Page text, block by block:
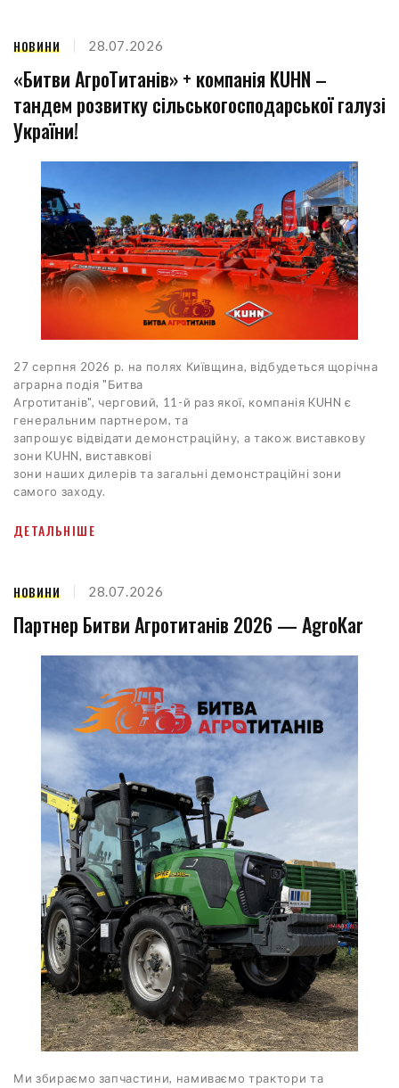
НОВИНИ 28.07.2026
«Битви АгроТитанів» + компанія KUHN –
тандем розвитку сільськогосподарської галузі
України!
27 серпня 2026 р. на полях Київщина, відбудеться щорічна
аграрна подія "Битва
Агротитанів", черговий, 11-й раз якої, компанія KUHN є
генеральним партнером, та
запрошує відвідати демонстраційну, а також виставкову
зони KUHN, виставкові
зони наших дилерів та загальні демонстраційні зони
самого заходу.
ДЕТАЛЬНІШЕ
НОВИНИ 28.07.2026
Партнер Битви Агротитанів 2026 — AgroKar
Ми збираємо запчастини, намиваємо трактори та